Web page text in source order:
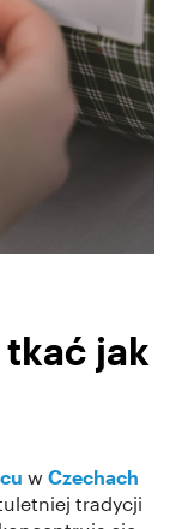
jak
w Czechach
tradycji